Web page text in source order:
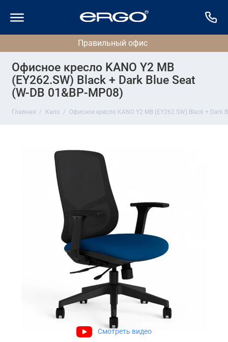
Офисное кресло KANO Y2 MB
(EY262.SW) Black + Dark Blue Seat
(W-DB 01&BP-MP08)
Главная Kano Офисное кресло KANO Y2 MB (EY262.SW) Black + Dark
Смотреть видео